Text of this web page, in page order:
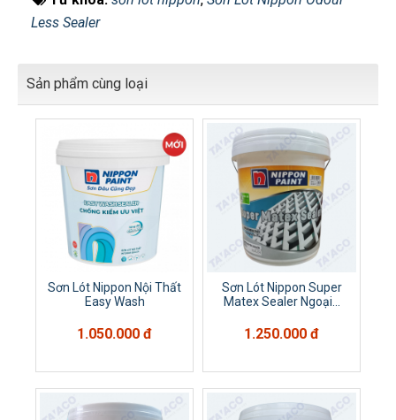
Less Sealer
Sản phẩm cùng loại
Sơn Lót Nippon Nội Thất
Easy Wash
1.050.000 đ
Sơn Lót Nippon Super
Matex Sealer Ngoại...
1.250.000 đ